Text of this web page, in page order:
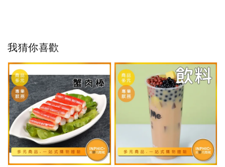
我猜你喜歡